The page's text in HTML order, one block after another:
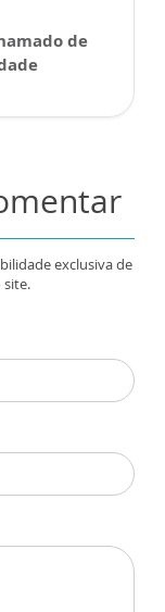
de
exclusiva de
site.